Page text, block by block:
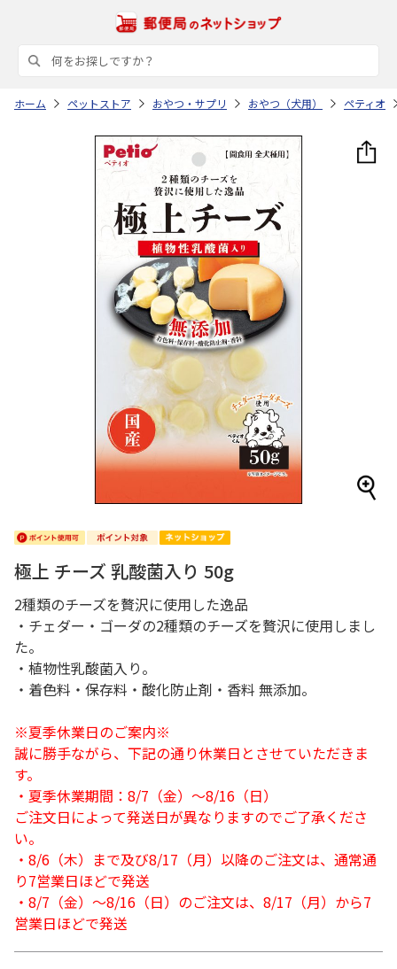
ホーム ペットストア おやつ・サプリ おやつ（犬用） ペティオ
極上 チーズ 乳酸菌入り 50g
2種類のチーズを贅沢に使用した逸品
・チェダー・ゴーダの2種類のチーズを贅沢に使用しまし
た。
・植物性乳酸菌入り。
・着色料・保存料・酸化防止剤・香料 無添加。
※夏季休業日のご案内※
誠に勝手ながら、下記の通り休業日とさせていただきま
す。
・夏季休業期間：8/7（金）～8/16（日）
ご注文日によって発送日が異なりますのでご了承くださ
い。
・8/6（木）まで及び8/17（月）以降のご注文は、通常通
り7営業日ほどで発送
・8/7（金）～8/16（日）のご注文は、8/17（月）から7
営業日ほどで発送